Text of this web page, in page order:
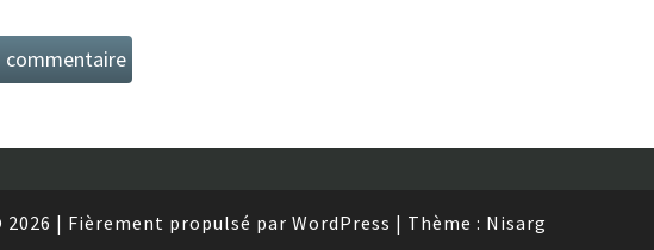
2026 | Fièrement propulsé par WordPress | Thème : Nisarg